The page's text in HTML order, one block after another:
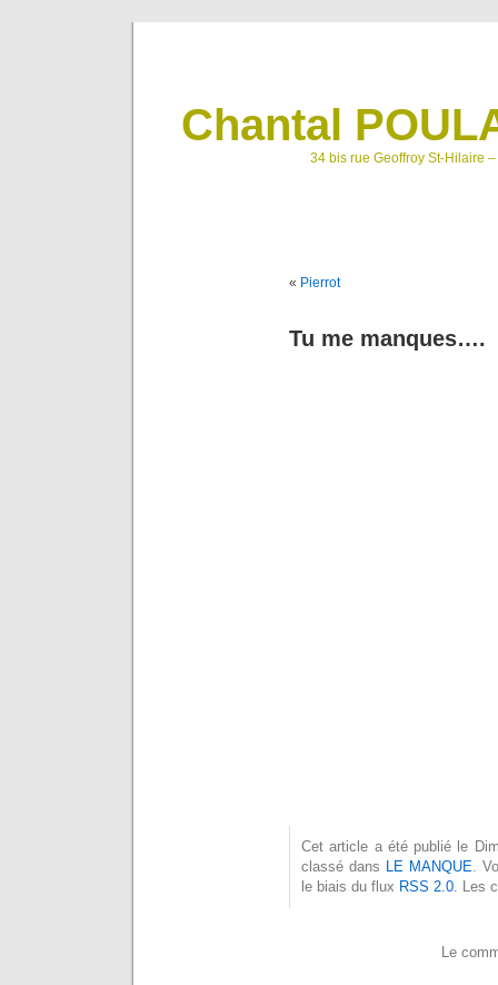
Chantal
34 bis rue Geoffroy St-Hilaire
« Pierrot
Tu me manques….
Cet article a été publié le
classé dans LE MANQUE .
le biais du flux RSS 2.0 . Les
Le